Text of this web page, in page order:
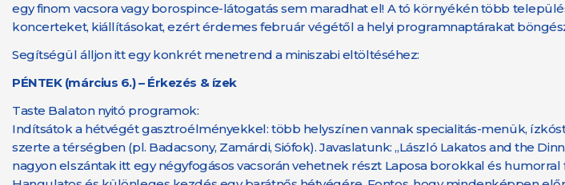
egy finom vacsora vagy borospince-látogatás sem maradhat el! A tó környékén több
koncerteket, kiállításokat, ezért érdemes február végétől a helyi programnaptárakat
Segítségül álljon itt egy konkrét menetrend a miniszabi eltöltéséhez:
PÉNTEK (március 6.) – Érkezés & ízek
Taste Balaton nyitó programok:
Indítsátok a hétvégét gasztroélményekkel: több helyszínen vannak specialitás-menük,
szerte a térségben (pl. Badacsony, Zamárdi, Siófok). Javaslatunk: „László Lakatos and the
nagyon elszántak itt egy négyfogásos vacsorán vehetnek részt Laposa borokkal és humorral